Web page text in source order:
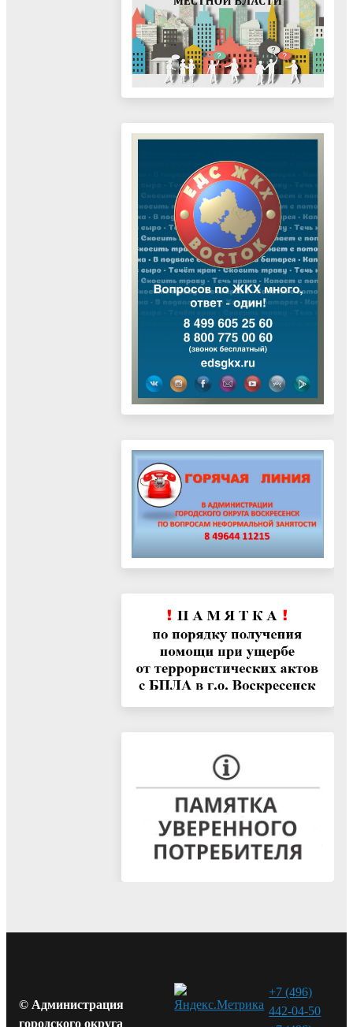
© Администрация
городского округа
+7 (496)
442-04-50